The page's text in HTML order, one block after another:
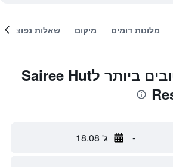
מלונות דומים מיקום שאלות נפוצות
המבצעים הטובים ביותר לSairee Hut
- ג' 18.08